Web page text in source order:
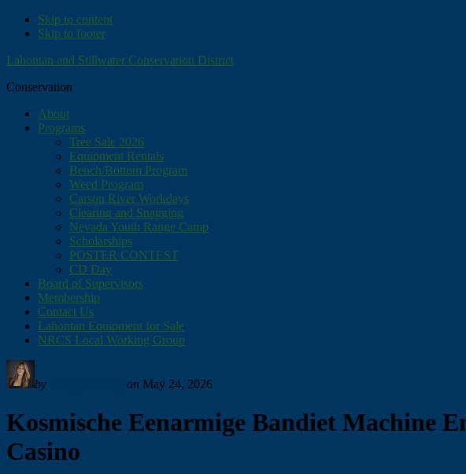
Skip to content
Skip to footer
Lahontan and Stillwater Conservation District
Conservation
About
Programs
Tree Sale 2026
Equipment Rentals
Bench/Bottom Program
Weed Program
Carson River Workdays
Clearing and Snagging
Nevada Youth Range Camp
Scholarships
POSTER CONTEST
CD Day
Board of Supervisors
Membership
Contact Us
Lahontan Equipment for Sale
NRCS Local Working Group
by on May 24, 2026
Kosmische Eenarmige Bandiet Machine
Casino